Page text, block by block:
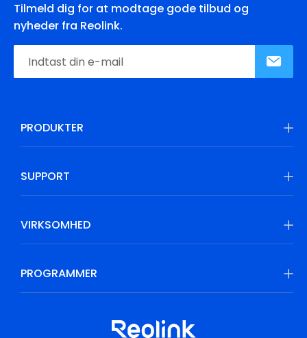
Tilmeld dig for at modtage gode tilbud og
nyheder fra Reolink.
PRODUKTER
SUPPORT
VIRKSOMHED
PROGRAMMER